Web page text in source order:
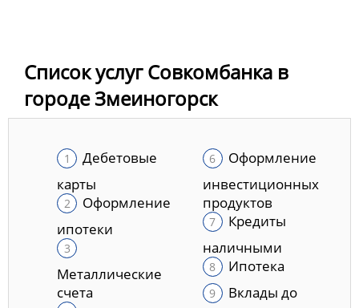
Список услуг Совкомбанка в
городе Змеиногорск
Дебетовые
карты
Оформление
ипотеки
Металлические
счета
Оформление
инвестиционных
продуктов
Кредиты
наличными
Ипотека
Вклады до